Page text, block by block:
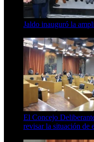
Jaldo inauguró la
El Concejo
revisar la situación de